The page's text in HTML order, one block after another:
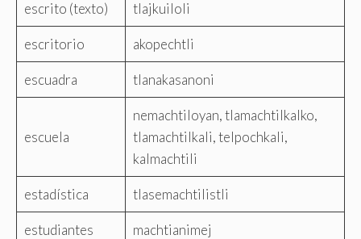
escrito (texto) tlajkuiloli
escritorio akopechtli
escuadra tlanakasanoni
escuela
nemachtiloyan, tlamachtilkalko,
tlamachtilkali, telpochkali,
kalmachtili
estadística tlasemachtilistli
estudiantes machtianimej